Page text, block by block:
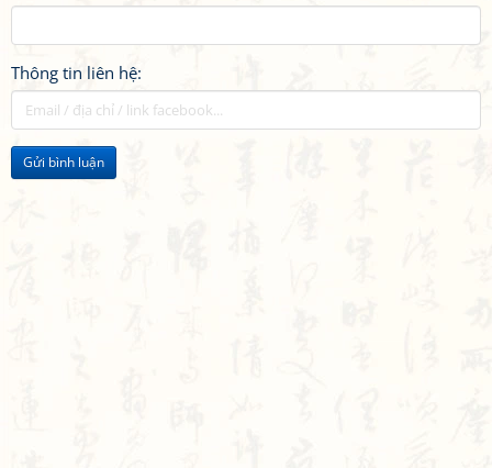
Thông tin liên hệ:
Gửi bình luận